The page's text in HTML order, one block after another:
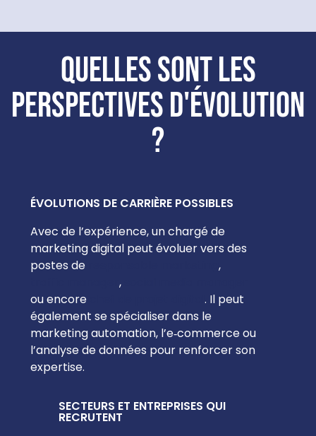
Quelles sont les
perspectives d'évolution
?
ÉVOLUTIONS DE CARRIÈRE POSSIBLES
Avec de l’expérience, un chargé de
marketing digital peut évoluer vers des
postes de
,
,
ou encore
. Il peut
également se spécialiser dans le
marketing automation, l’e‑commerce ou
l’analyse de données pour renforcer son
expertise.
SECTEURS ET ENTREPRISES QUI
RECRUTENT